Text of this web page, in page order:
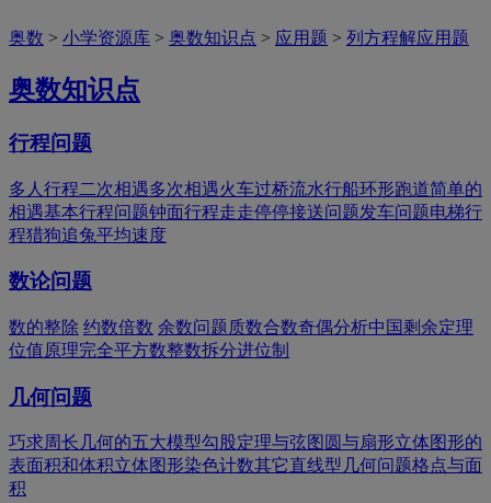
奥数 > 小学资源库 > 奥数知识点 > 应用题 > 列方程解应用题
奥数知识点
行程问题
多人行程二次相遇多次相遇火车过桥流水行船环形跑道简单的
相遇基本行程问题钟面行程走走停停接送问题发车问题电梯行
程猎狗追兔平均速度
数论问题
数的整除 约数倍数 余数问题质数合数奇偶分析中国剩余定理
位值原理完全平方数整数拆分进位制
几何问题
巧求周长几何的五大模型勾股定理与弦图 圆与扇形立体图形的
表面积和体积立体图形染色计数其它直线型几何问题格点与面
积